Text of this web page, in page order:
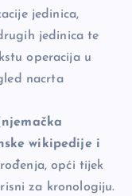
jedinica,
jedinica te
operacija u
nacrta
wikipedije i
opći tijek
za kronologiju.